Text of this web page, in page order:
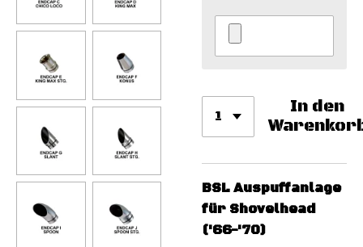
In den
BSL Auspuffanlage
für Shovelhead
('66-'70)